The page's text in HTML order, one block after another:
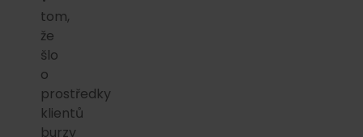
tom,
že
šlo
o
prostředky
klientů
burzy